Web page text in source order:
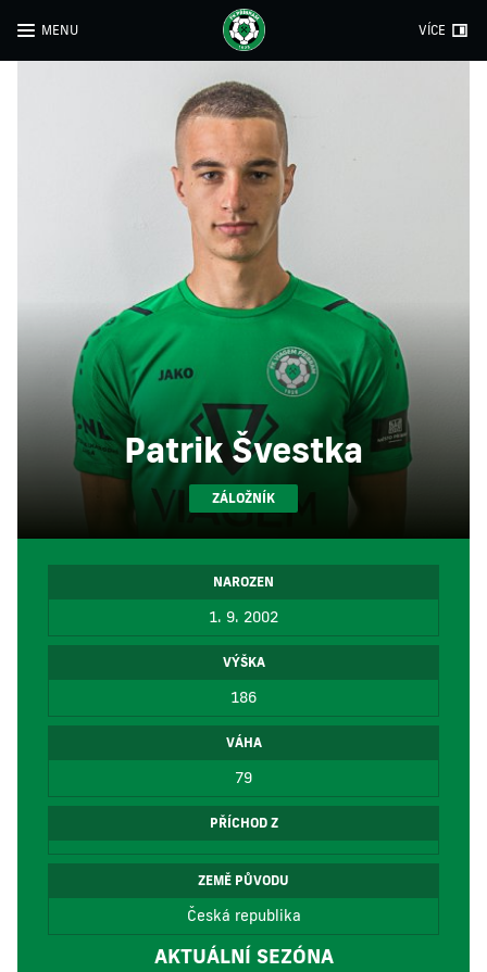
MENU VÍCE
Patrik Švestka
ZÁLOŽNÍK
NAROZEN
1. 9. 2002
VÝŠKA
186
VÁHA
79
PŘÍCHOD Z
ZEMĚ PŮVODU
Česká republika
AKTUÁLNÍ SEZÓNA